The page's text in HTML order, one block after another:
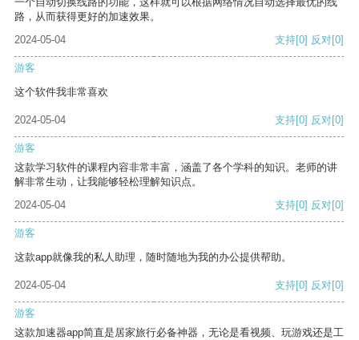
路，从而获得更好的加速效果。
2024-05-04
支持[0] 反对[0]
游客
这个软件我非常喜欢
2024-05-04 支持[0] 反对[0]
游客
这款学习软件的课程内容非常丰富，涵盖了各个学科的知识。老师的讲
解非常生动，让我能够轻松理解知识点。
2024-05-04
支持[0] 反对[0]
游客
这款app就像我的私人助理，随时随地为我的办公提供帮助。
2024-05-04 支持[0] 反对[0]
游客
这款加速器app简直是居家旅行必备神器，无论是看视频、玩游戏还是工